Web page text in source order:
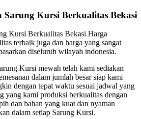
Sarung Kursi Berkualitas Bekasi
Kursi Berkualitas Bekasi Harga
terbaik juga dan harga yang sangat
diseluruh wilayah indonesia.
Kursi mewah telah kami sediakan
dalam jumlah besar siap kami
dengan tepat waktu sesuai jadwal yang
yang kami produksi berkualitas dengan
dan bahan yang kuat dan nyaman
dalam setiap Sarung Kursi.